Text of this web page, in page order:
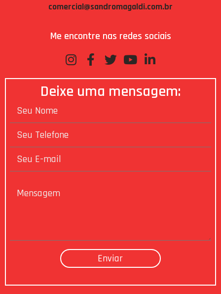
comercial@sandromagaldi.com.br
Me encontre nas redes sociais
Deixe uma mensagem: